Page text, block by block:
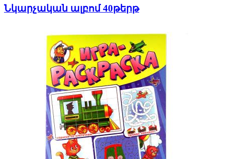
Նկարչական ալբոմ 40թերթ